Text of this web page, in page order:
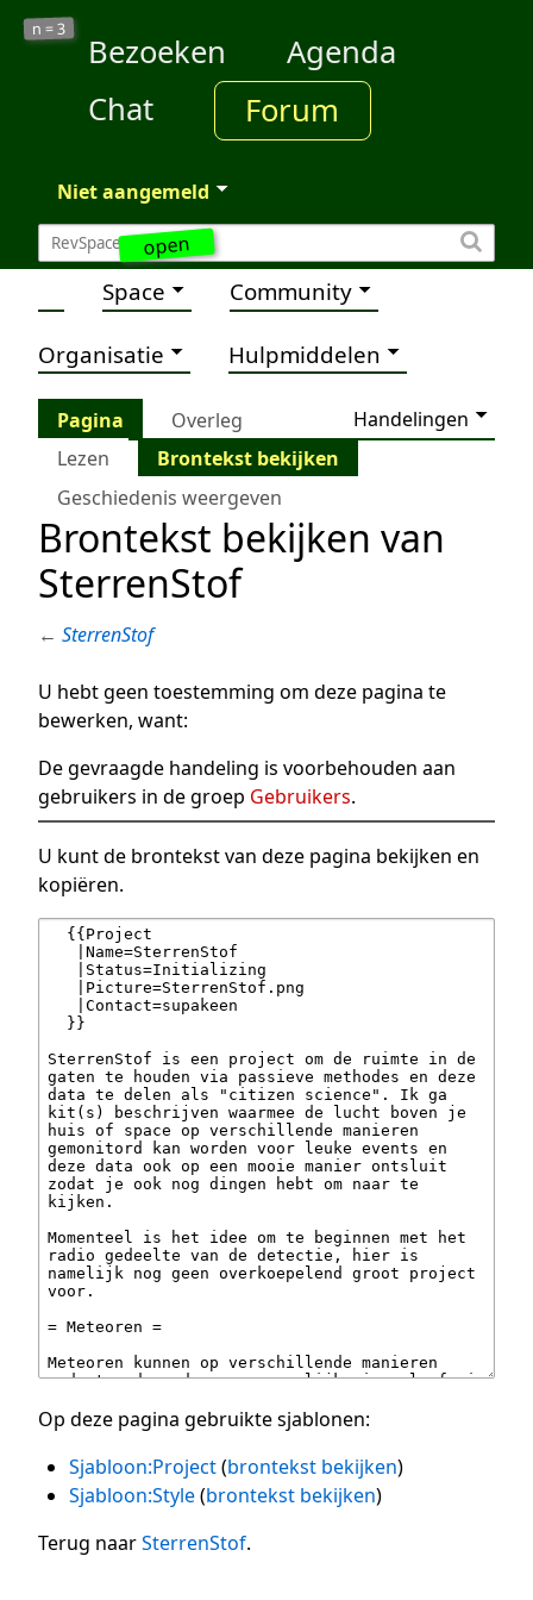
open
n =3
Bezoeken
Agenda
Chat
Forum
Niet aangemeld
Space Community
Organisatie Hulpmiddelen
Pagina Overleg
Handelingen
Lezen
Brontekst bekijken
Geschiedenis weergeven
Brontekst bekijken van
SterrenStof
← SterrenStof
U hebt geen toestemming om deze pagina te
bewerken, want:
De gevraagde handeling is voorbehouden aan
gebruikers in de groep Gebruikers.
U kunt de brontekst van deze pagina bekijken en
kopiëren.
Op deze pagina gebruikte sjablonen:
Sjabloon:Project(brontekst bekijken)
Sjabloon:Style(brontekst bekijken)
Terug naarSterrenStof.